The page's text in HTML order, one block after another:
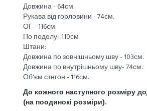
Довжина - 64см.
Рукава від горловини - 74см.
ОГ - 116см.
По подолу- 110см
Штани:
Довжина по зовнішньому шву - 103см.
Довжина по внутрішньому шву- 74см.
Об'єм стегон - 116см.
До кожного наступного розміру
(на поодинокі розміри).